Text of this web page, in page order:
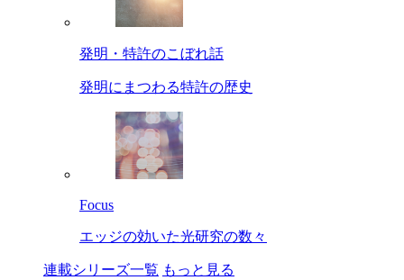
発明・特許のこぼれ話
発明にまつわる特許の歴史
Focus
エッジの効いた光研究の数々
連載シリーズ一覧 もっと見る